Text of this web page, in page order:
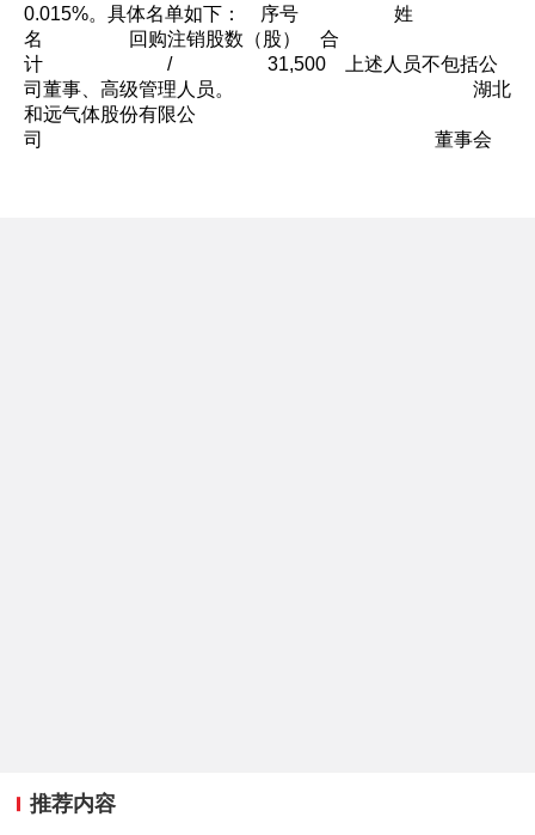
0.015%。具体名单如下： 序号 姓
名 回购注销股数（股） 合
计 / 31,500 上述人员不包括公
司董事、高级管理人员。 湖北
和远气体股份有限公
司 董事会
推荐内容